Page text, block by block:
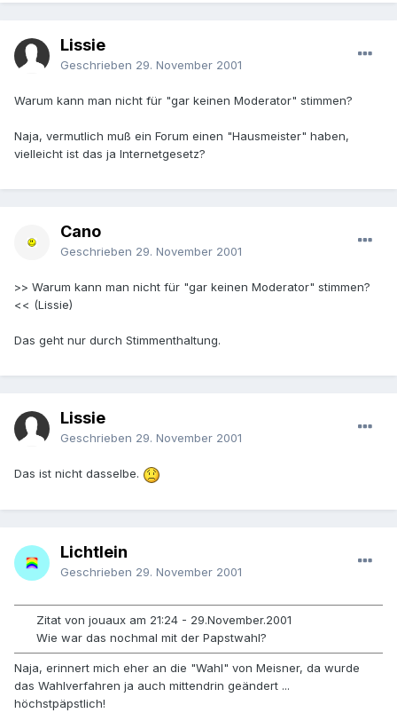
Lissie
Geschrieben 29. November 2001
Warum kann man nicht für "gar keinen Moderator" stimmen?
Naja, vermutlich muß ein Forum einen "Hausmeister" haben,
vielleicht ist das ja Internetgesetz?
Cano
Geschrieben 29. November 2001
>> Warum kann man nicht für "gar keinen Moderator" stimmen?
<< (Lissie)
Das geht nur durch Stimmenthaltung.
Lissie
Geschrieben 29. November 2001
Das ist nicht dasselbe.
Lichtlein
Geschrieben 29. November 2001
Zitat von jouaux am 21:24 - 29.November.2001
Wie war das nochmal mit der Papstwahl?
Naja, erinnert mich eher an die "Wahl" von Meisner, da wurde
das Wahlverfahren ja auch mittendrin geändert ...
höchstpäpstlich!